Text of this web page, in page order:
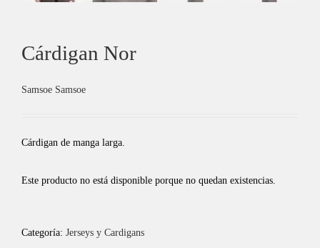
Cárdigan Nor
Samsoe Samsoe
Cárdigan de manga larga.
Este producto no está disponible porque no quedan existencias.
Categoría: Jerseys y Cardigans